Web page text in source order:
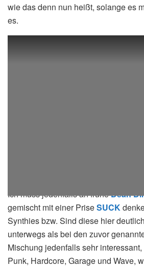
wie das denn nun heißt, solange es
es.
Ich muss jedenfalls an früheDean
gemischt mit einer PriseSUCK
Synthies bzw. Sind diese hier
unterwegs als bei den zuvor
Mischung jedenfalls sehr
Punk, Hardcore, Garage und Wave,